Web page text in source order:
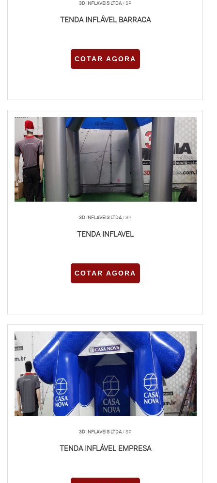
3D INFLAVEIS LTDA / SP
TENDA INFLÁVEL BARRACA
COTAR AGORA
3D INFLAVEIS LTDA / SP
TENDA INFLAVEL
COTAR AGORA
3D INFLAVEIS LTDA / SP
TENDA INFLÁVEL EMPRESA